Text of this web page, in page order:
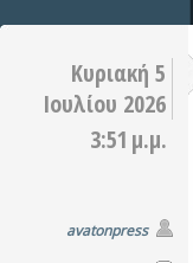
Κυριακή 5
Ιουλίου 2026
3:51 μ.μ.
avatonpress